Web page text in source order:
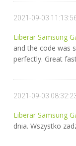
2021-09-03
Liberar Samsung
and the code was
perfectly. Great
2021-09-03
Liberar Samsung
dnia. Wszystko